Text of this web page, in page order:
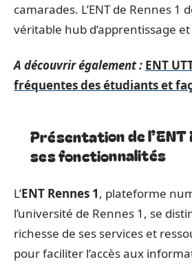
camarades. L’ENT de Rennes 1
véritable hub d’apprentissage
A découvrir également : ENT
fréquentes des étudiants et
Présentation de l’ENT
ses fonctionnalités
L’ENT Rennes 1, plateforme
l’université de Rennes 1, se
richesse de ses services et
pour faciliter l’accès aux